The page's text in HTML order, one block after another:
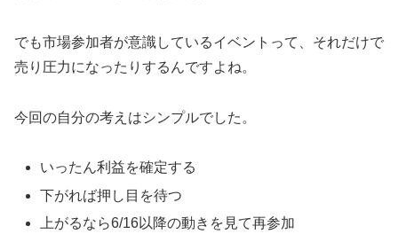
でも市場参加者が意識しているイベントって、それだけで
売り圧力になったりするんですよね。
今回の自分の考えはシンプルでした。
いったん利益を確定する
下がれば押し目を待つ
上がるなら6/16以降の動きを見て再参加